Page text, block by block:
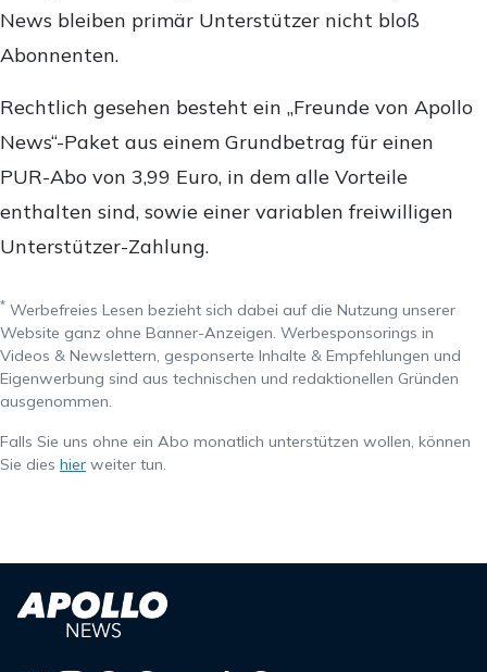
News bleiben primär Unterstützer nicht bloß
Abonnenten.
Rechtlich gesehen besteht ein „Freunde von Apollo
News“-Paket aus einem Grundbetrag für einen
PUR-Abo von 3,99 Euro, in dem alle Vorteile
enthalten sind, sowie einer variablen freiwilligen
Unterstützer-Zahlung.
* Werbefreies Lesen bezieht sich dabei auf die Nutzung unserer
Website ganz ohne Banner-Anzeigen. Werbesponsorings in
Videos & Newslettern, gesponserte Inhalte & Empfehlungen und
Eigenwerbung sind aus technischen und redaktionellen Gründen
ausgenommen.
Falls Sie uns ohne ein Abo monatlich unterstützen wollen, können
Sie dies hier weiter tun.